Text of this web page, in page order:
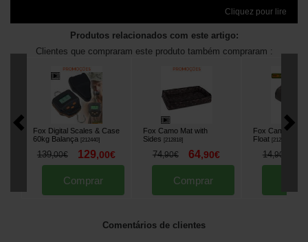
Cliquez pour lire
Produtos relacionados com este artigo:
Clientes que compraram este produto também compraram :
Fox Digital Scales & Case
60kg Balança [212440]
139,00€ 129,00€
Comprar
Fox Camo Mat with
Sides
[212818]
74,90€ 64,90€
Comprar
Fox Camolite
Float [212560
14,90
Comentários de clientes